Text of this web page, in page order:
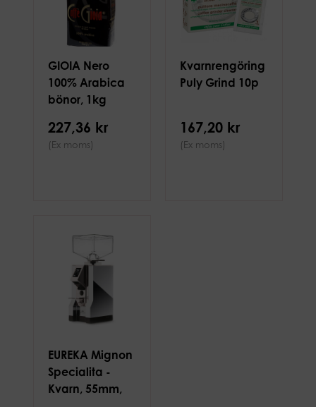
GIOIA Nero
100% Arabica
bönor, 1kg
227,36 kr
(Ex moms)
Kvarnrengöring
Puly Grind 10p
167,20 kr
(Ex moms)
EUREKA Mignon
Specialita -
Kvarn, 55mm,